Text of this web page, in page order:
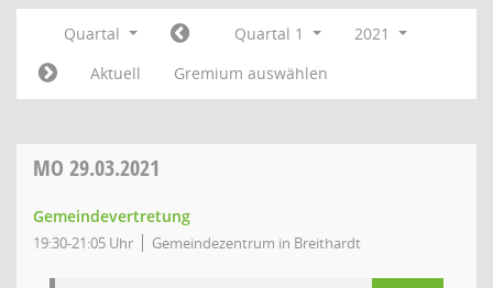
Quartal Quartal 1
2021
Aktuell
Gremium auswählen
MO 29.03.2021
Gemeindevertretung
19:30-21:05 Uhr Gemeindezentrum in Breithardt